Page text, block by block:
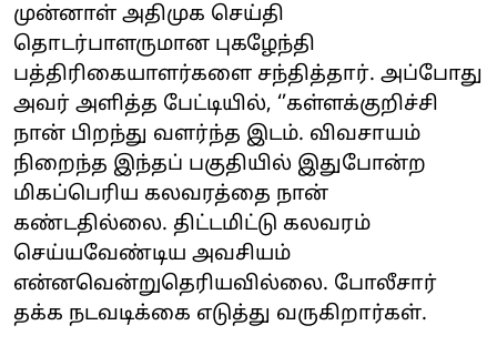
முன்னாள் அதிமுக செய்தி
தொடர்பாளருமான புகழேந்தி
பத்திரிகையாளர்களை சந்தித்தார். அப்போது
அவர் அளித்த பேட்டியில், ‘’கள்ளக்குறிச்சி
நான் பிறந்து வளர்ந்த இடம். விவசாயம்
நிறைந்த இந்தப் பகுதியில் இதுபோன்ற
மிகப்பெரிய கலவரத்தை நான்
கண்டதில்லை. திட்டமிட்டு கலவரம்
செய்யவேண்டிய அவசியம்
என்னவென்றுதெரியவில்லை. போலீசார்
தக்க நடவடிக்கை எடுத்து வருகிறார்கள்.